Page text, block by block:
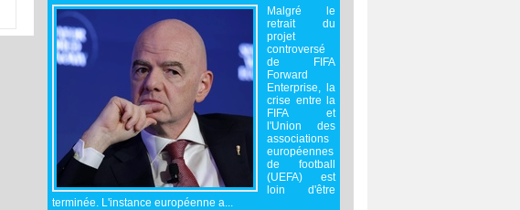
Malgré le
retrait du
projet
controversé
de FIFA
Forward
Enterprise, la
crise entre la
FIFA et
l'Union des
associations
européennes
de football
(UEFA) est
loin d'être
terminée. L'instance européenne a...